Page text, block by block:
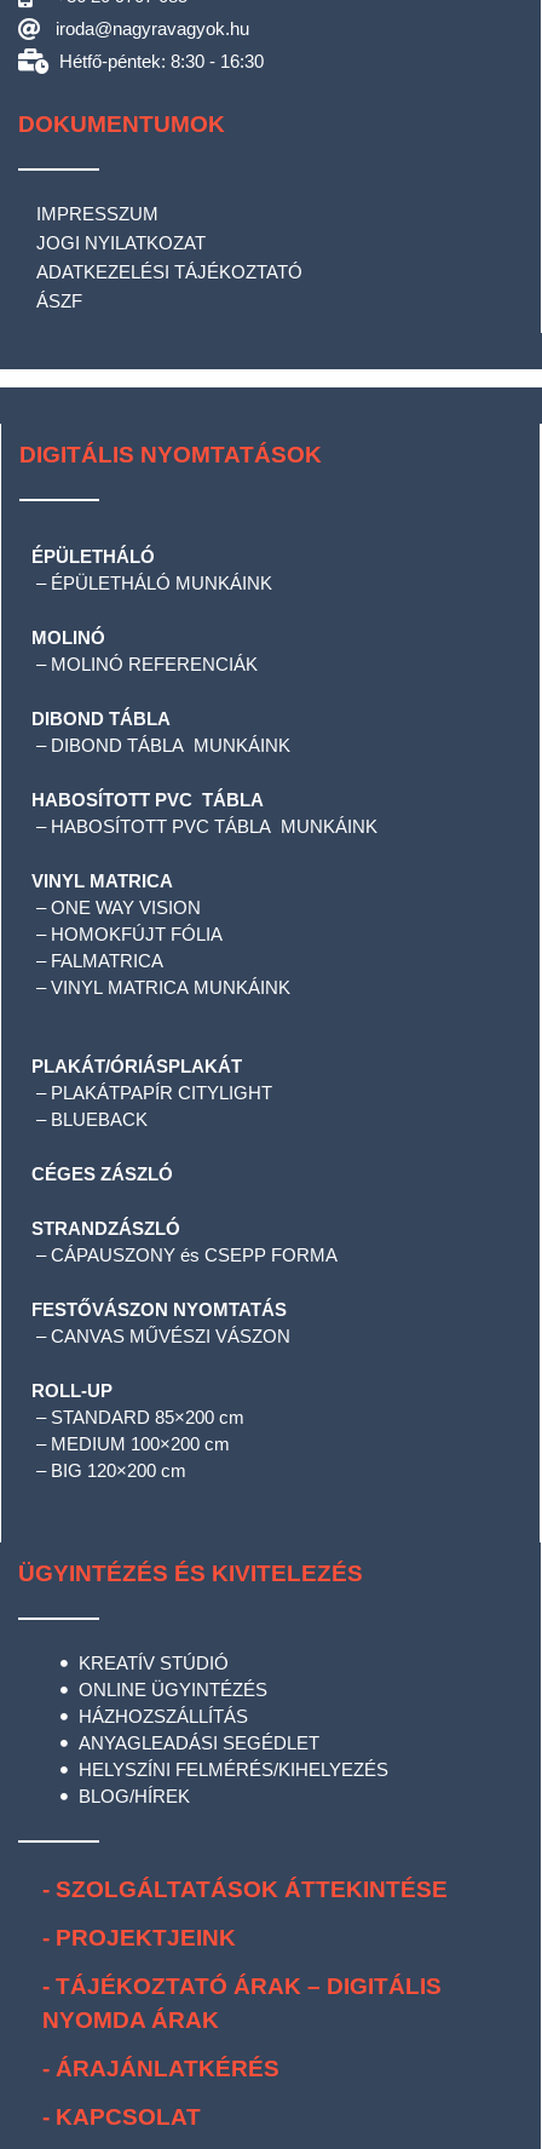
iroda@nagyravagyok.hu
Hétfő-péntek: 8:30 - 16:30
DOKUMENTUMOK
IMPRESSZUM
JOGI NYILATKOZAT
ADATKEZELÉSI TÁJÉKOZTATÓ
ÁSZF
DIGITÁLIS NYOMTATÁSOK
ÉPÜLETHÁLÓ
– ÉPÜLETHÁLÓ MUNKÁINK
MOLINÓ
– MOLINÓ REFERENCIÁK
DIBOND TÁBLA
– DIBOND TÁBLA MUNKÁINK
HABOSÍTOTT PVC TÁBLA
– HABOSÍTOTT PVC TÁBLA MUNKÁINK
VINYL MATRICA
–ONE WAY VISION
– HOMOKFÚJT FÓLIA
– FALMATRICA
–VINYL MATRICA MUNKÁINK
PLAKÁT/ÓRIÁSPLAKÁT
– PLAKÁTPAPÍR CITYLIGHT
– BLUEBACK
CÉGES ZÁSZLÓ
STRANDZÁSZLÓ
– CÁPAUSZONY és CSEPP FORMA
FESTŐVÁSZON NYOMTATÁS
– CANVAS MŰVÉSZI VÁSZON
ROLL-UP
– STANDARD 85×200 cm
– MEDIUM 100×200 cm
– BIG 120×200 cm
ÜGYINTÉZÉS ÉS KIVITELEZÉS
KREATÍV STÚDIÓ
ONLINE ÜGYINTÉZÉS
HÁZHOZSZÁLLÍTÁS
ANYAGLEADÁSI SEGÉDLET
HELYSZÍNI FELMÉRÉS/KIHELYEZÉS
BLOG/HÍREK
- SZOLGÁLTATÁSOK ÁTTEKINTÉSE
- PROJEKTJEINK
- TÁJÉKOZTATÓ ÁRAK – DIGITÁLIS
NYOMDA ÁRAK
- ÁRAJÁNLATKÉRÉS
- KAPCSOLAT